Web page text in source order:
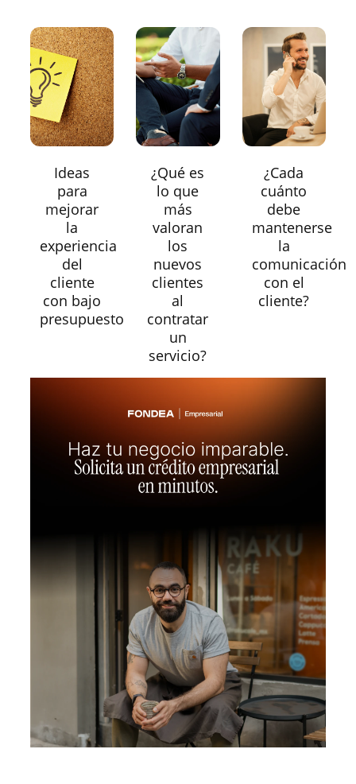
Ideas
para
mejorar
la
experiencia
del
cliente
con bajo
presupuesto
¿Qué es
lo que
más
valoran
los
nuevos
clientes
al
contratar
un
servicio?
¿Cada
cuánto
debe
mantenerse
la
comunicación
con el
cliente?